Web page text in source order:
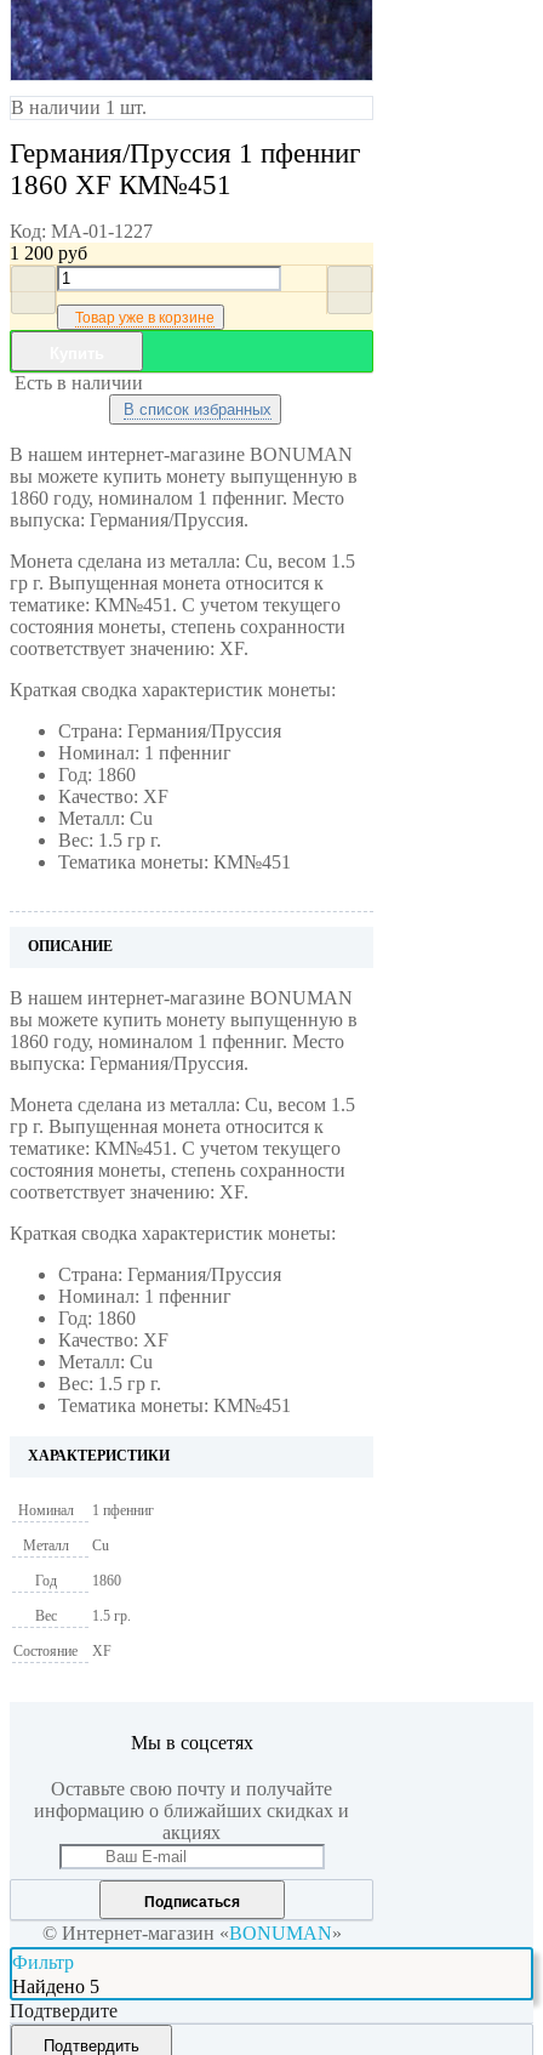
В наличии 1 шт.
Германия/Пруссия 1 пфенниг
1860 XF КМ№451
Код: MA-01-1227
1 200 руб
Товар уже в корзине
Есть в наличии
В список избранных
В нашем интернет-магазине BONUMAN
вы можете купить монету выпущенную в
1860 году, номиналом 1 пфенниг. Место
выпуска: Германия/Пруссия.
Монета сделана из металла: Cu, весом 1.5
гр г. Выпущенная монета относится к
тематике: КМ№451. С учетом текущего
состояния монеты, степень сохранности
соответствует значению: XF.
Краткая сводка характеристик монеты:
Страна: Германия/Пруссия
Номинал: 1 пфенниг
Год: 1860
Качество: XF
Металл: Cu
Вес: 1.5 гр г.
Тематика монеты: КМ№451
ОПИСАНИЕ
В нашем интернет-магазине BONUMAN
вы можете купить монету выпущенную в
1860 году, номиналом 1 пфенниг. Место
выпуска: Германия/Пруссия.
Монета сделана из металла: Cu, весом 1.5
гр г. Выпущенная монета относится к
тематике: КМ№451. С учетом текущего
состояния монеты, степень сохранности
соответствует значению: XF.
Краткая сводка характеристик монеты:
Страна: Германия/Пруссия
Номинал: 1 пфенниг
Год: 1860
Качество: XF
Металл: Cu
Вес: 1.5 гр г.
Тематика монеты: КМ№451
ХАРАКТЕРИСТИКИ
Номинал 1 пфенниг
Металл Cu
Год 1860
Вес 1.5 гр.
Состояние XF
Мы в соцсетях
Оставьте свою почту и получайте
информацию о ближайших скидках и
акциях
Подписаться
© Интернет-магазин «BONUMAN»
Фильтр
Найдено 5
Подтвердите
Подтвердить